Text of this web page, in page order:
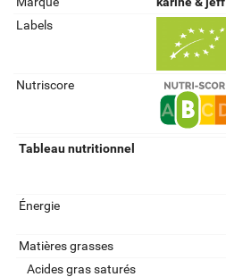
Labels
Nutriscore
Tableau nutritionnel
Énergie
Matières grasses
Acides gras saturés